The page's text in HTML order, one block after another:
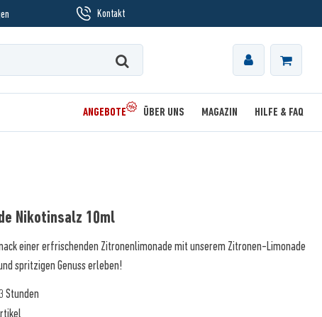
Kontakt
HILFE & FAQ
MAGAZIN
ÜBER UNS
ANGEBOTE
Nikotinsalz 10ml
einer erfrischenden Zitronenlimonade mit unserem Zitronen-Limonade
spritzigen Genuss erleben!
Stunden